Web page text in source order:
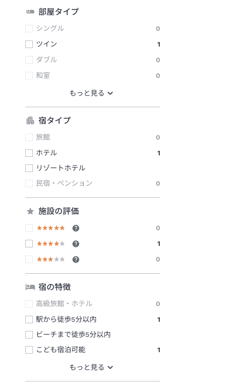
部屋タイプ
シングル
0
ツイン
1
ダブル
0
和室
0
宿タイプ
旅館
0
ホテル
1
リゾートホテル
民宿・ペンション
0
施設の評価
0
1
0
宿の特徴
高級旅館・ホテル
0
駅から徒歩5分以内
1
ビーチまで徒歩5分以内
こども宿泊可能
1